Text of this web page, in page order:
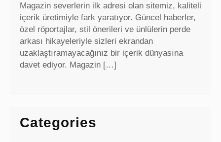
Magazin severlerin ilk adresi olan sitemiz, kaliteli
içerik üretimiyle fark yaratıyor. Güncel haberler,
özel röportajlar, stil önerileri ve ünlülerin perde
arkası hikayeleriyle sizleri ekrandan
uzaklaştıramayacağınız bir içerik dünyasına
davet ediyor. Magazin […]
Categories